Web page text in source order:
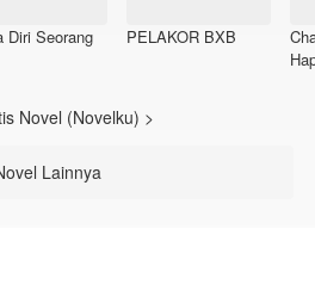
Diri Seorang
PELAKOR BXB
Novel (Novelku) >
Lainnya